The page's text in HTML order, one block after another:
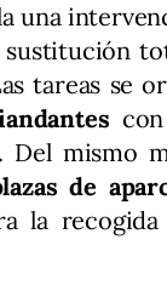
una
tareas se
Del mismo
de
la